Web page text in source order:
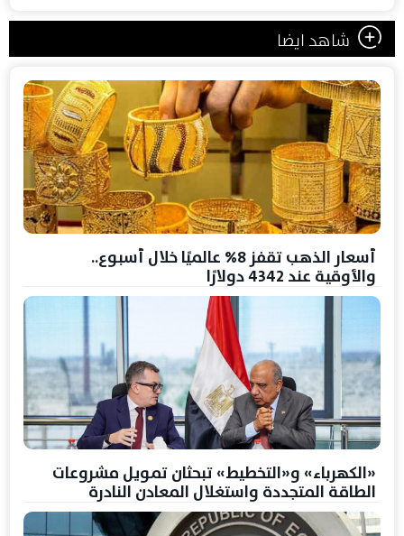
شاهد ايضا
أسعار الذهب تقفز 8% عالميًا خلال أسبوع..
والأوقية عند 4342 دولارًا
«الكهرباء» و«التخطيط» تبحثان تمويل مشروعات
الطاقة المتجددة واستغلال المعادن النادرة